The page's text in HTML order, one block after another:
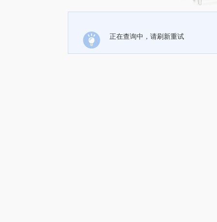
正在查询中，请刷新重试